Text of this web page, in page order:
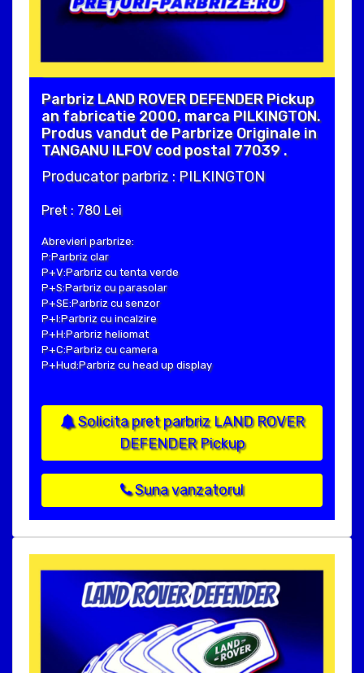
Parbriz LAND ROVER DEFENDER Pickup
an fabricatie 2000, marca PILKINGTON.
Produs vandut de Parbrize Originale in
TANGANU ILFOV cod postal 77039 .
Producator parbriz : PILKINGTON
Pret : 780 Lei
Abrevieri parbrize:
P:Parbriz clar
P+V:Parbriz cu tenta verde
P+S:Parbriz cu parasolar
P+SE:Parbriz cu senzor
P+I:Parbriz cu incalzire
P+H:Parbriz heliomat
P+C:Parbriz cu camera
P+Hud:Parbriz cu head up display
Solicita pret parbriz LAND ROVER
DEFENDER Pickup
Suna vanzatorul